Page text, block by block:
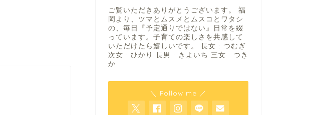
ご覧いただきありがとうございます。 福
岡より、ツマとムスメとムスコとワタシ
の、毎日『予定通りではない』日常を綴
っています。子育ての楽しさを共感して
いただけたら嬉しいです。 長女 : つむぎ
次女 : ひかり 長男 : きよいち 三女 : つき
か
＼ Follow me ／